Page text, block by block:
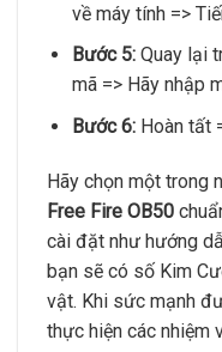
về máy tính =>
Bước 5:Quay lại
mã => Hãy nhập
Bước 6:Hoàn tất
Hãy chọn một trong
Free Fire OB50
cài đặt như hướng
bạn sẽ có số Kim
vật. Khi sức mạnh
thực hiện các nhiệm